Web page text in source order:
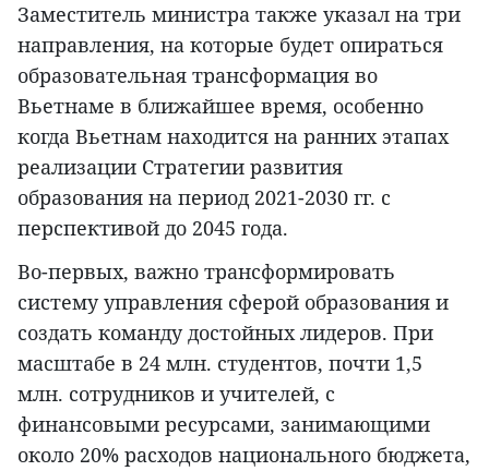
Заместитель министра также указал на три
направления, на которые будет опираться
образовательная трансформация во
Вьетнаме в ближайшее время, особенно
когда Вьетнам находится на ранних этапах
реализации Стратегии развития
образования на период 2021-2030 гг. с
перспективой до 2045 года.
Во-первых, важно трансформировать
систему управления сферой образования и
создать команду достойных лидеров. При
масштабе в 24 млн. студентов, почти 1,5
млн. сотрудников и учителей, с
финансовыми ресурсами, занимающими
около 20% расходов национального бюджета,